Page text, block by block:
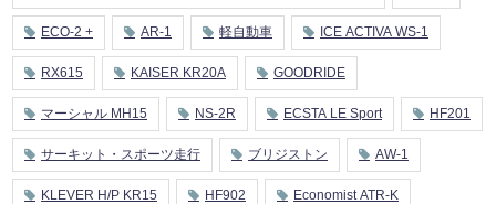
ECO-2 + AR-1 軽自動車 ICE ACTIVA WS-1
RX615 KAISER KR20A GOODRIDE
マーシャル MH15 NS-2R ECSTA LE Sport HF201
サーキット・スポーツ走行 ブリジストン AW-1
KLEVER H/P KR15 HF902 Economist ATR-K